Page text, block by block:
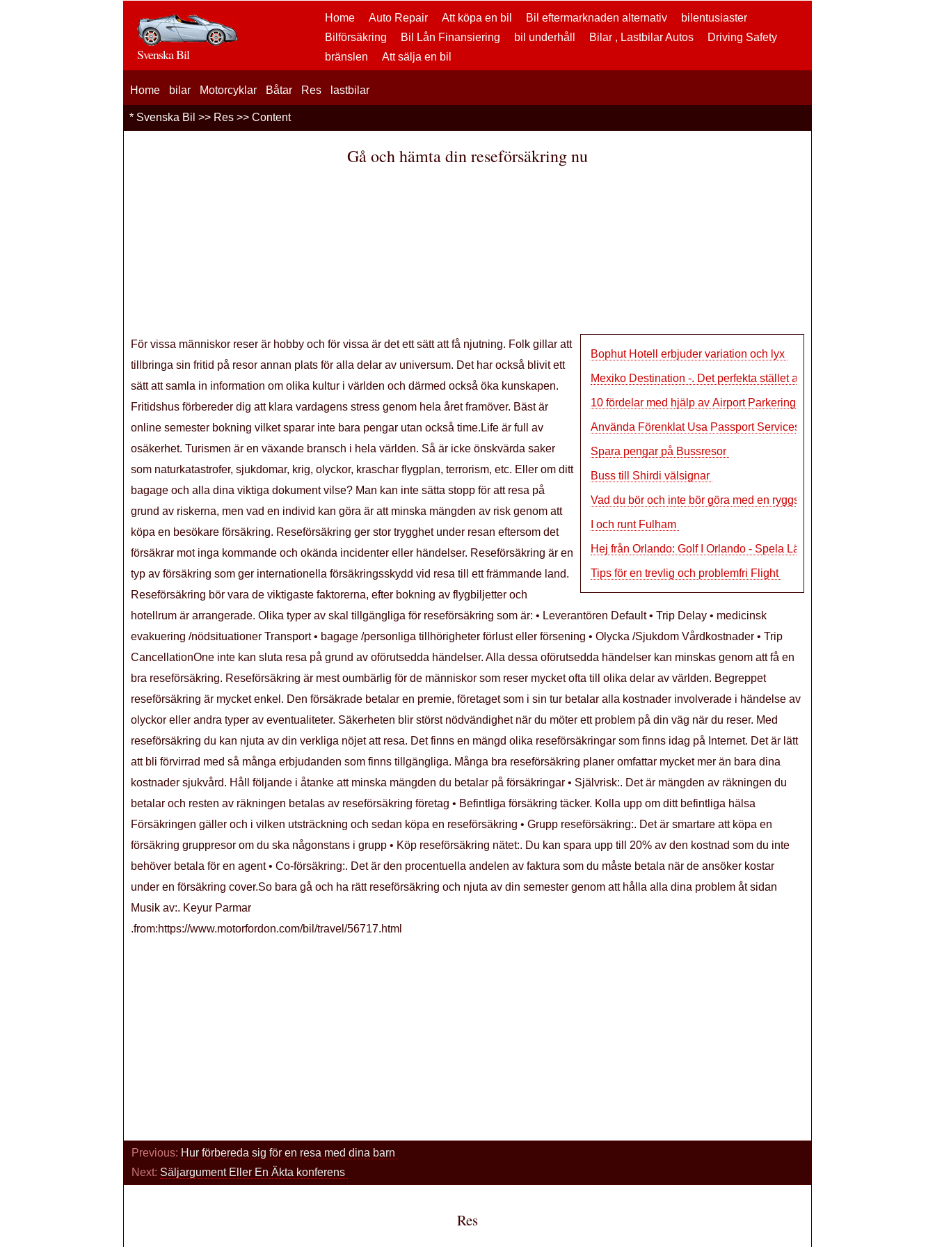
Home Auto Repair Att köpa en bil Bil eftermarknaden alternativ
bilentusiaster
Bilförsäkring
Bil Lån Finansiering bil underhåll Bilar , Lastbilar Autos
Driving Safety
bränslen
Att sälja en bil
Svenska Bil
Home bilar Motorcyklar Båtar Res lastbilar
* Svenska Bil >> Res >> Content
Gå och hämta din reseförsäkring nu
Bophut Hotell erbjuder variation och lyx
Mexiko Destination -. Det perfekta stället a
10 fördelar med hjälp av Airport Parkering
Använda Förenklat Usa Passport Services kan
Spara pengar på Bussresor
Buss till Shirdi välsignar
Vad du bör och inte bör göra med en ryggsä
I och runt Fulham
Hej från Orlando: Golf I Orlando - Spela Lä
Tips för en trevlig och problemfri Flight
För vissa människor reser är hobby och för vissa är det ett sätt att få njutning. Folk gillar att
tillbringa sin fritid på resor annan plats för alla delar av universum. Det har också blivit ett
sätt att samla in information om olika kultur i världen och därmed också öka kunskapen.
Fritidshus förbereder dig att klara vardagens stress genom hela året framöver. Bäst är
online semester bokning vilket sparar inte bara pengar utan också time.Life är full av
osäkerhet. Turismen är en växande bransch i hela världen. Så är icke önskvärda saker
som naturkatastrofer, sjukdomar, krig, olyckor, kraschar flygplan, terrorism, etc. Eller om ditt
bagage och alla dina viktiga dokument vilse? Man kan inte sätta stopp för att resa på
grund av riskerna, men vad en individ kan göra är att minska mängden av risk genom att
köpa en besökare försäkring. Reseförsäkring ger stor trygghet under resan eftersom det
försäkrar mot inga kommande och okända incidenter eller händelser. Reseförsäkring är en
typ av försäkring som ger internationella försäkringsskydd vid resa till ett främmande land.
Reseförsäkring bör vara de viktigaste faktorerna, efter bokning av flygbiljetter och
hotellrum är arrangerade. Olika typer av skal tillgängliga för reseförsäkring som är: • Leverantören Default • Trip Delay • medicinsk
evakuering /nödsituationer Transport • bagage /personliga tillhörigheter förlust eller försening • Olycka /Sjukdom Vårdkostnader • Trip
CancellationOne inte kan sluta resa på grund av oförutsedda händelser. Alla dessa oförutsedda händelser kan minskas genom att få en
bra reseförsäkring. Reseförsäkring är mest oumbärlig för de människor som reser mycket ofta till olika delar av världen. Begreppet
reseförsäkring är mycket enkel. Den försäkrade betalar en premie, företaget som i sin tur betalar alla kostnader involverade i händelse av
olyckor eller andra typer av eventualiteter. Säkerheten blir störst nödvändighet när du möter ett problem på din väg när du reser. Med
reseförsäkring du kan njuta av din verkliga nöjet att resa. Det finns en mängd olika reseförsäkringar som finns idag på Internet. Det är lätt
att bli förvirrad med så många erbjudanden som finns tillgängliga. Många bra reseförsäkring planer omfattar mycket mer än bara dina
kostnader sjukvård. Håll följande i åtanke att minska mängden du betalar på försäkringar • Självrisk:. Det är mängden av räkningen du
betalar och resten av räkningen betalas av reseförsäkring företag • Befintliga försäkring täcker. Kolla upp om ditt befintliga hälsa
Försäkringen gäller och i vilken utsträckning och sedan köpa en reseförsäkring • Grupp reseförsäkring:. Det är smartare att köpa en
försäkring gruppresor om du ska någonstans i grupp • Köp reseförsäkring nätet:. Du kan spara upp till 20% av den kostnad som du inte
behöver betala för en agent • Co-försäkring:. Det är den procentuella andelen av faktura som du måste betala när de ansöker kostar
under en försäkring cover.So bara gå och ha rätt reseförsäkring och njuta av din semester genom att hålla alla dina problem åt sidan
Musik av:. Keyur Parmar
.from:https://www.motorfordon.com/bil/travel/56717.html
Previous: Hur förbereda sig för en resa med dina barn
Next: Säljargument Eller En Äkta konferens
Res